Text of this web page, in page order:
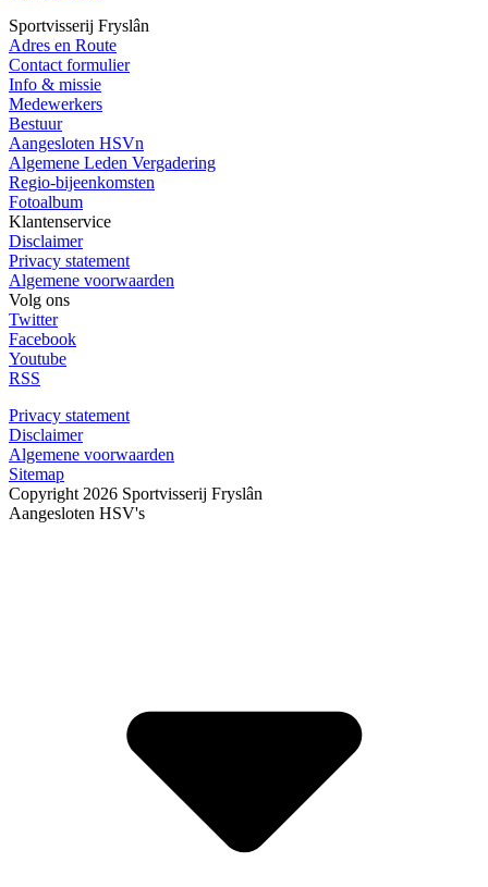
Sportvisserij Fryslân
Adres en Route
Contact formulier
Info & missie
Medewerkers
Bestuur
Aangesloten HSVn
Algemene Leden Vergadering
Regio-bijeenkomsten
Fotoalbum
Klantenservice
Disclaimer
Privacy statement
Algemene voorwaarden
Volg ons
Twitter
Facebook
Youtube
RSS
Privacy statement
Disclaimer
Algemene voorwaarden
Sitemap
Copyright 2026 Sportvisserij Fryslân
Aangesloten HSV's